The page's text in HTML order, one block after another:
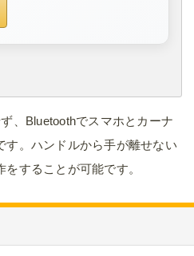
、Bluetoothでスマホとカーナ
す。ハンドルから手が離せない
することが可能です。